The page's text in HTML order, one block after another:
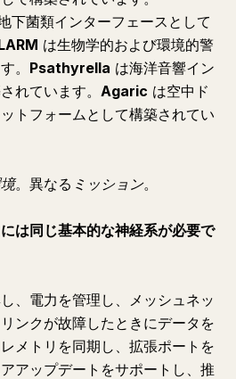
下菌類インターフェースとして
は生物学的および環境的警
。 Psathyrella は海洋音響イン
れています。 Agaric は空中ド
トフォームとして構築されてい
。異なる ミッション。
は同じ基本的な神経系が必要で
、電力を管理し、メッシュネッ
ンクが故障したときにデータを
メトリを同期し、拡張ポートを
アップデートをサポートし、推